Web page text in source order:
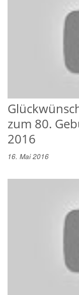
zum 80.
2016
16. Mai 2016